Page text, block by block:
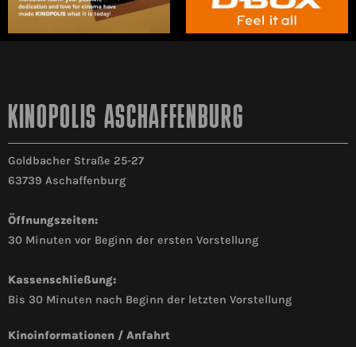
KINOPOLIS ASCHAFFENBURG
Goldbacher Straße 25-27
63739 Aschaffenburg
Öffnungszeiten:
30 Minuten vor Beginn der ersten Vorstellung
Kassenschließung:
Bis 30 Minuten nach Beginn der letzten Vorstellung
Kinoinformationen / Anfahrt